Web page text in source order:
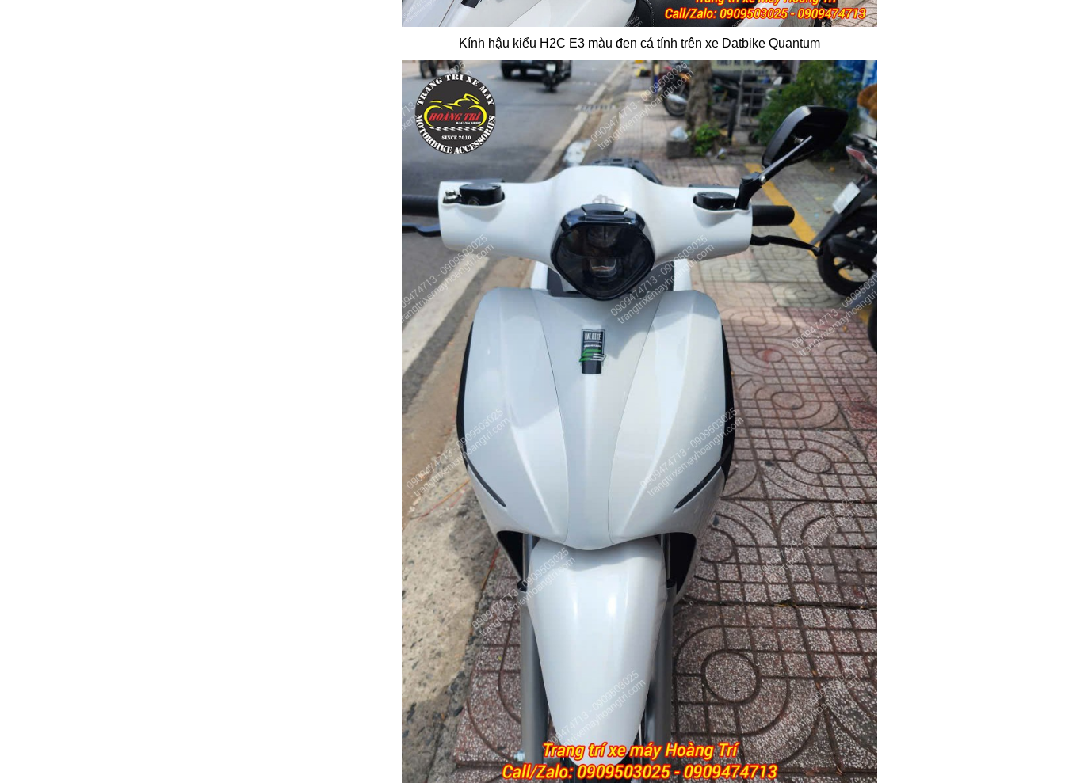
Kính hậu kiểu H2C E3 màu đen cá tính trên xe Datbike Quantum